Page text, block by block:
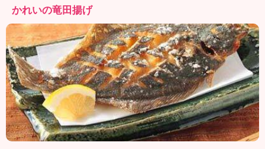
ョ
ナ
ル
「
み
ん
な
の
き
ょ
かれいの竜田揚げ